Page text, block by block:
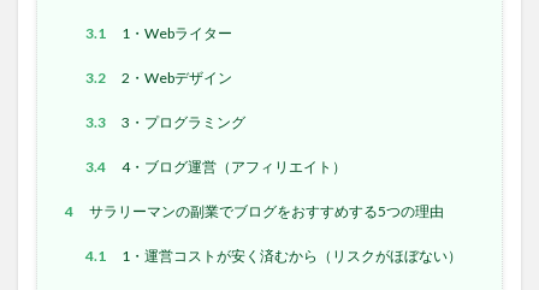
3.1 1・Webライター
3.2 2・Webデザイン
3.3 3・プログラミング
3.4 4・ブログ運営（アフィリエイト）
4 サラリーマンの副業でブログをおすすめする5つの理由
4.1 1・運営コストが安く済むから（リスクがほぼない）